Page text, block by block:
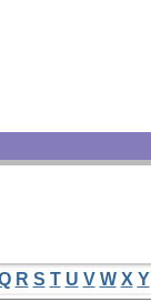
R S T U V W X Y